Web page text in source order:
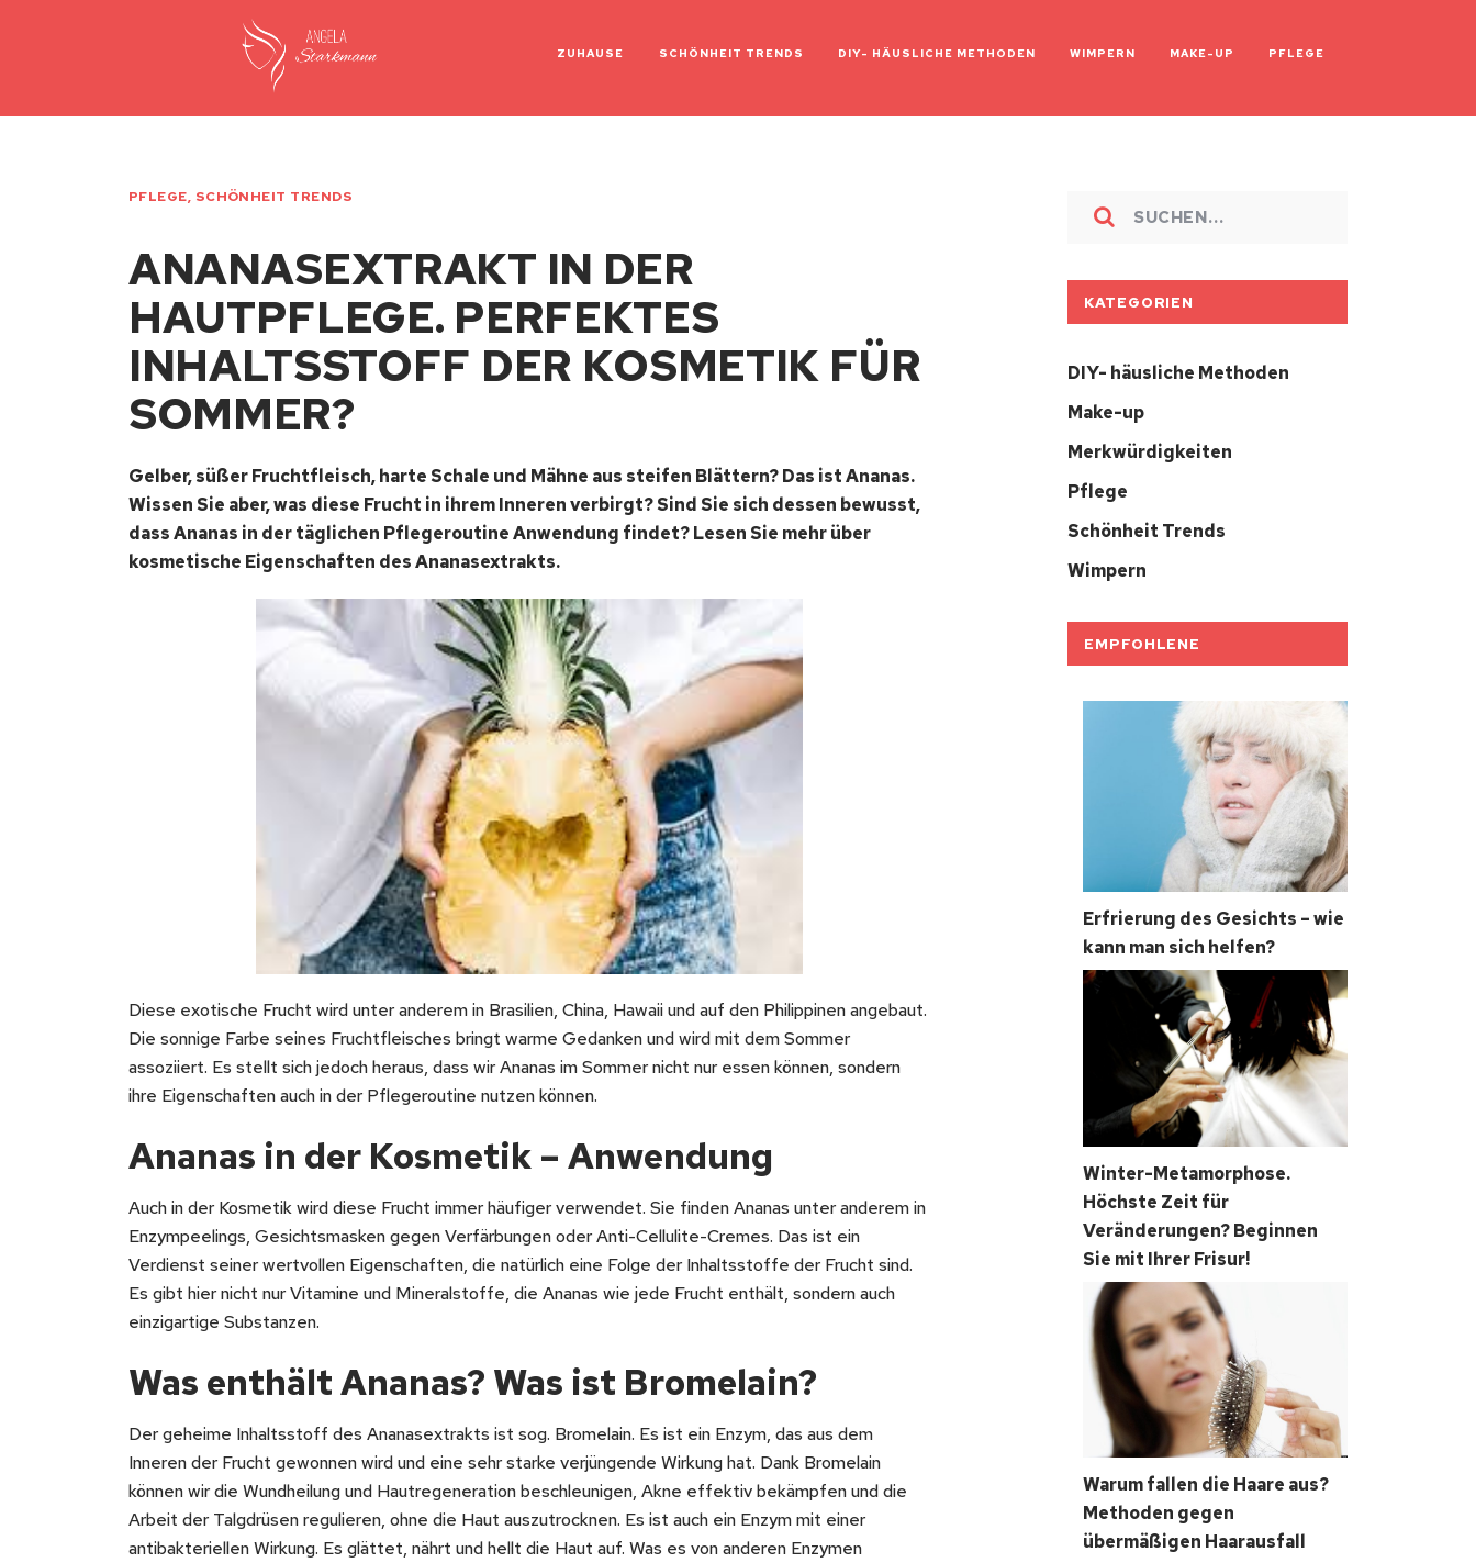
ZUHAUSE SCHÖNHEIT TRENDS DIY- HÄUSLICHE METHODEN WIMPERN MAKE-UP PFLEGE
PFLEGE, SCHÖNHEIT TRENDS
ANANASEXTRAKT IN DER
HAUTPFLEGE. PERFEKTES
INHALTSSTOFF DER KOSMETIK FÜR
SOMMER?
Gelber, süßer Fruchtfleisch, harte Schale und Mähne aus steifen Blättern? Das ist Ananas.
Wissen Sie aber, was diese Frucht in ihrem Inneren verbirgt? Sind Sie sich dessen bewusst,
dass Ananas in der täglichen Pflegeroutine Anwendung findet? Lesen Sie mehr über
kosmetische Eigenschaften des Ananasextrakts.
Diese exotische Frucht wird unter anderem in Brasilien, China, Hawaii und auf den Philippinen angebaut.
Die sonnige Farbe seines Fruchtfleisches bringt warme Gedanken und wird mit dem Sommer
assoziiert. Es stellt sich jedoch heraus, dass wir Ananas im Sommer nicht nur essen können, sondern
ihre Eigenschaften auch in der Pflegeroutine nutzen können.
Ananas in der Kosmetik – Anwendung
Auch in der Kosmetik wird diese Frucht immer häufiger verwendet. Sie finden Ananas unter anderem in
Enzympeelings, Gesichtsmasken gegen Verfärbungen oder Anti-Cellulite-Cremes. Das ist ein
Verdienst seiner wertvollen Eigenschaften, die natürlich eine Folge der Inhaltsstoffe der Frucht sind.
Es gibt hier nicht nur Vitamine und Mineralstoffe, die Ananas wie jede Frucht enthält, sondern auch
einzigartige Substanzen.
Was enthält Ananas? Was ist Bromelain?
Der geheime Inhaltsstoff des Ananasextrakts ist sog. Bromelain. Es ist ein Enzym, das aus dem
Inneren der Frucht gewonnen wird und eine sehr starke verjüngende Wirkung hat. Dank Bromelain
können wir die Wundheilung und Hautregeneration beschleunigen, Akne effektiv bekämpfen und die
Arbeit der Talgdrüsen regulieren, ohne die Haut auszutrocknen. Es ist auch ein Enzym mit einer
antibakteriellen Wirkung. Es glättet, nährt und hellt die Haut auf. Was es von anderen Enzymen
KATEGORIEN
DIY- häusliche Methoden
Make-up
Merkwürdigkeiten
Pflege
Schönheit Trends
Wimpern
EMPFOHLENE
Erfrierung des Gesichts – wie
kann man sich helfen?
Winter-Metamorphose.
Höchste Zeit für
Veränderungen? Beginnen
Sie mit Ihrer Frisur!
Warum fallen die Haare aus?
Methoden gegen
übermäßigen Haarausfall